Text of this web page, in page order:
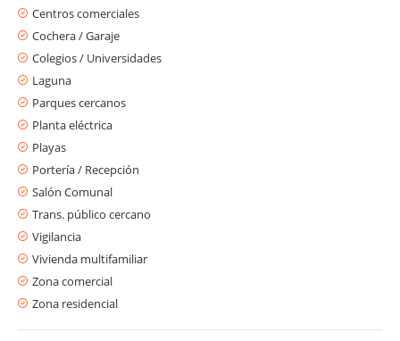
Centros comerciales
Cochera / Garaje
Colegios / Universidades
Laguna
Parques cercanos
Planta eléctrica
Playas
Portería / Recepción
Salón Comunal
Trans. público cercano
Vigilancia
Vivienda multifamiliar
Zona comercial
Zona residencial